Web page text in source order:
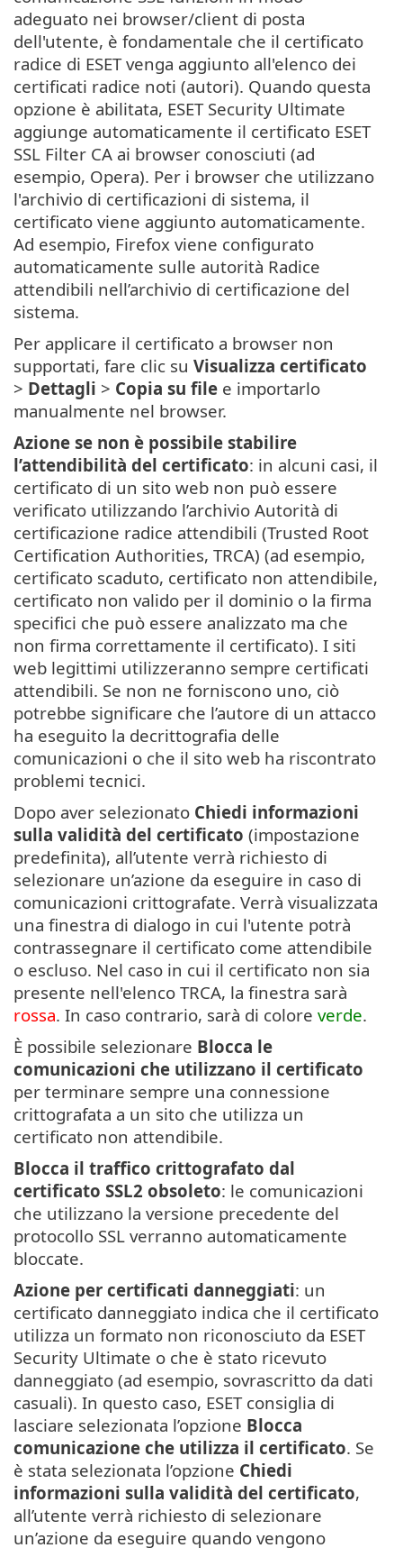
adeguato nei browser/client di posta
dell'utente, è fondamentale che il certificato
radice di ESET venga aggiunto all'elenco dei
certificati radice noti (autori). Quando questa
opzione è abilitata, ESET Security Ultimate
aggiunge automaticamente il certificato ESET
SSL Filter CA ai browser conosciuti (ad
esempio, Opera). Per i browser che utilizzano
l'archivio di certificazioni di sistema, il
certificato viene aggiunto automaticamente.
Ad esempio, Firefox viene configurato
automaticamente sulle autorità Radice
attendibili nell’archivio di certificazione del
sistema.
Per applicare il certificato a browser non
supportati, fare clic su Visualizza certificato
> Dettagli > Copia su file e importarlo
manualmente nel browser.
Azione se non è possibile stabilire
l’attendibilità del certificato: in alcuni casi, il
certificato di un sito web non può essere
verificato utilizzando l’archivio Autorità di
certificazione radice attendibili (Trusted Root
Certification Authorities, TRCA) (ad esempio,
certificato scaduto, certificato non attendibile,
certificato non valido per il dominio o la firma
specifici che può essere analizzato ma che
non firma correttamente il certificato). I siti
web legittimi utilizzeranno sempre certificati
attendibili. Se non ne forniscono uno, ciò
potrebbe significare che l’autore di un attacco
ha eseguito la decrittografia delle
comunicazioni o che il sito web ha riscontrato
problemi tecnici.
Dopo aver selezionato Chiedi informazioni
sulla validità del certificato (impostazione
predefinita), all’utente verrà richiesto di
selezionare un’azione da eseguire in caso di
comunicazioni crittografate. Verrà visualizzata
una finestra di dialogo in cui l'utente potrà
contrassegnare il certificato come attendibile
o escluso. Nel caso in cui il certificato non sia
presente nell'elenco TRCA, la finestra sarà
rossa. In caso contrario, sarà di colore verde.
È possibile selezionare Blocca le
comunicazioni che utilizzano il certificato
per terminare sempre una connessione
crittografata a un sito che utilizza un
certificato non attendibile.
Blocca il traffico crittografato dal
certificato SSL2 obsoleto: le comunicazioni
che utilizzano la versione precedente del
protocollo SSL verranno automaticamente
bloccate.
Azione per certificati danneggiati: un
certificato danneggiato indica che il certificato
utilizza un formato non riconosciuto da ESET
Security Ultimate o che è stato ricevuto
danneggiato (ad esempio, sovrascritto da dati
casuali). In questo caso, ESET consiglia di
lasciare selezionata l’opzione Blocca
comunicazione che utilizza il certificato. Se
è stata selezionata l’opzione Chiedi
informazioni sulla validità del certificato,
all’utente verrà richiesto di selezionare
un’azione da eseguire quando vengono